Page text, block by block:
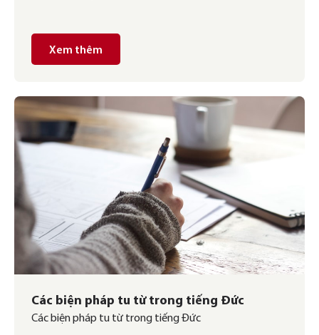
Xem thêm
Các biện pháp tu từ trong tiếng Đức
Các biện pháp tu từ trong tiếng Đức